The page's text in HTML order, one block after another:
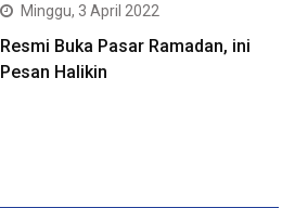
Minggu, 3 April 2022
Resmi Buka Pasar Ramadan, ini
Pesan Halikin